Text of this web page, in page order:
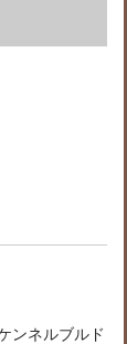
ンネルブルド